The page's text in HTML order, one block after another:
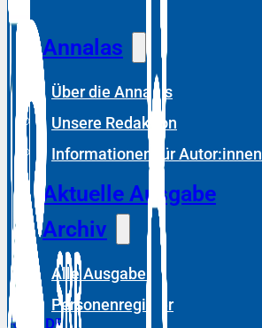
Annalas
Über die Annalas
Unsere Redaktion
Informationen für Autor:innen
Aktuelle Ausgabe
Archiv
Alle Ausgaben
Personenregister
RM DE